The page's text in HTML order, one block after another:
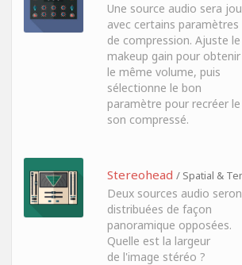
Une source audio sera
avec certains paramètres
de compression. Ajuste le
makeup gain pour obtenir
le même volume, puis
sélectionne le bon
paramètre pour recréer le
son compressé.
Stereohead / Spatial &
Deux sources audio
distribuées de façon
panoramique opposées.
Quelle est la largeur
de l'image stéréo ?